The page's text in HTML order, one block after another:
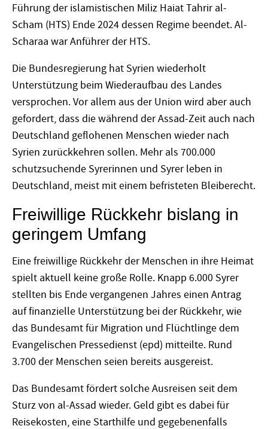
Führung der islamistischen Miliz Haiat Tahrir al-
Scham (HTS) Ende 2024 dessen Regime beendet. Al-
Scharaa war Anführer der HTS.
Die Bundesregierung hat Syrien wiederholt
Unterstützung beim Wiederaufbau des Landes
versprochen. Vor allem aus der Union wird aber auch
gefordert, dass die während der Assad-Zeit auch nach
Deutschland geflohenen Menschen wieder nach
Syrien zurückkehren sollen. Mehr als 700.000
schutzsuchende Syrerinnen und Syrer leben in
Deutschland, meist mit einem befristeten Bleiberecht.
Freiwillige Rückkehr bislang in
geringem Umfang
Eine freiwillige Rückkehr der Menschen in ihre Heimat
spielt aktuell keine große Rolle. Knapp 6.000 Syrer
stellten bis Ende vergangenen Jahres einen Antrag
auf finanzielle Unterstützung bei der Rückkehr, wie
das Bundesamt für Migration und Flüchtlinge dem
Evangelischen Pressedienst (epd) mitteilte. Rund
3.700 der Menschen seien bereits ausgereist.
Das Bundesamt fördert solche Ausreisen seit dem
Sturz von al-Assad wieder. Geld gibt es dabei für
Reisekosten, eine Starthilfe und gegebenenfalls